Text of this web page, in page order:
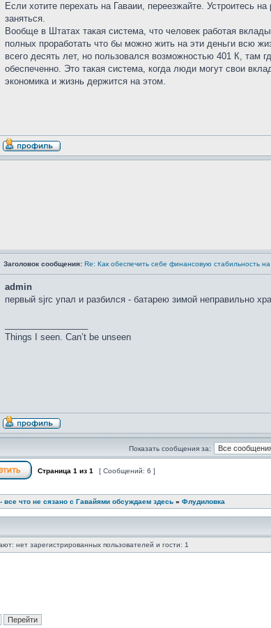
Если хотите перехать на Гаваии, переезжайте. Устроитесь
заняться.
Вообще в Штатах такая система, что человек работая
полных проработать что бы можно жить на эти деньги всю
всего десять лет, но пользовался возможностью 401 К, там
обеспеченно. Это такая система, когда люди могут свои
экономика и жизнь держится на этом.
Заголовок сообщения: Re: Как обеспечить себе финансовую стабильность на
admin
первый sjrc упал и разбился - батарею зимой неправильно
Things I seen. Can’t be unseen
Показать сообщения за:
Страница 1 из 1 [ Сообщений: 6 ]
что не сязано с Гавайями обсуждаем здесь » Флудиловка
нет зарегистрированных пользователей и гости: 1